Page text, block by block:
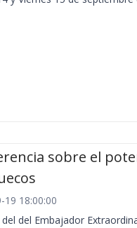
sobre el
19 18:00:00
del Embajador